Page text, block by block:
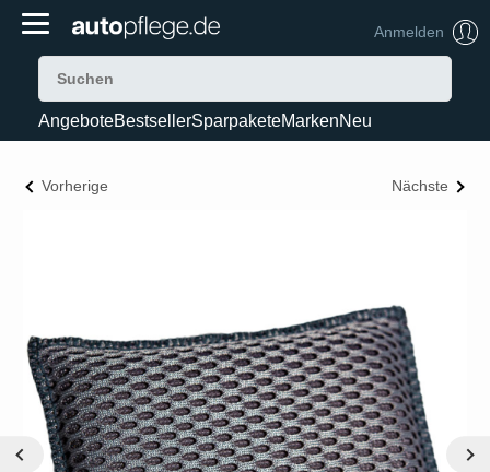
Anmelden
AngeboteBestsellerSparpaketeMarkenNeu
Vorherige Nächste